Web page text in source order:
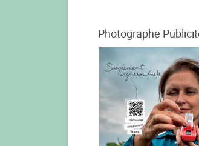
Photographe